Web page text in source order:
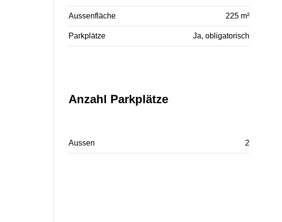
Aussenfläche 225 m²
Parkplätze Ja, obligatorisch
Anzahl Parkplätze
Aussen 2